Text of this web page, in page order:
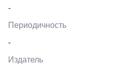
-
Периодичность
-
Издатель